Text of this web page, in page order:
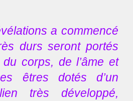
a commencé
durs seront portés
corps, de l’âme et
êtres dotés d’un
très développé,